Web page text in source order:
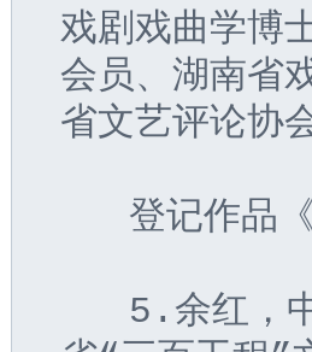
戏剧戏曲学博
会员、湖南省
省文艺评论协
登记作品《
5.余红，中